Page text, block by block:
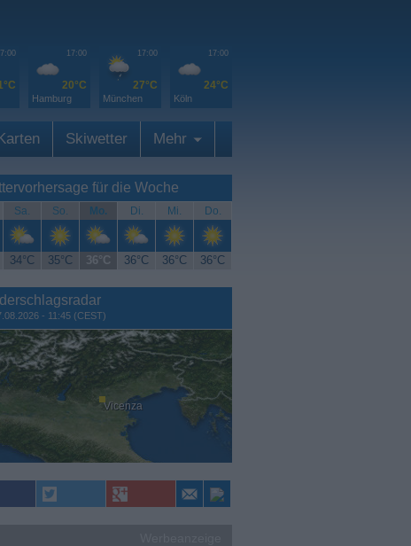
17:00
20°C
Hamburg
17:00
27°C
München
17:00
24°C
Köln
Skiwetter Mehr
für die Woche
Sa. So. Mo. Di. Mi. Do.
34°C 35°C 36°C 36°C 36°C 36°C
- 11:45 (CEST)
Vicenza